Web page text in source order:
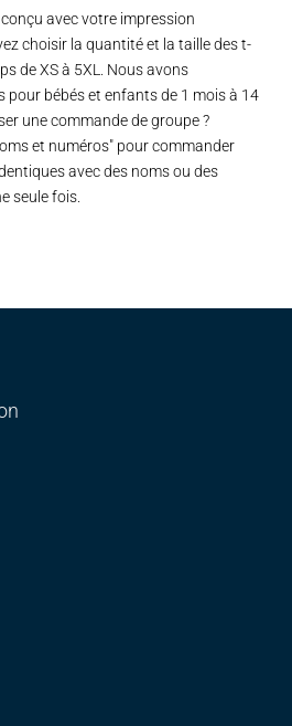
avec votre impression
choisir la quantité et la taille des t-
de XS à 5XL. Nous avons
pour bébés et enfants de 1 mois à 14
une commande de groupe ?
et numéros" pour commander
avec des noms ou des
seule fois.